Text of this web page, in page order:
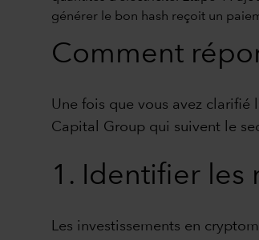
Comment
Une fois que vous avez clarifié
Capital Group qui suivent le
1. Identifier les
Les investissements en